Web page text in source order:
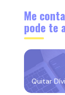
Me
pode te
Quitar